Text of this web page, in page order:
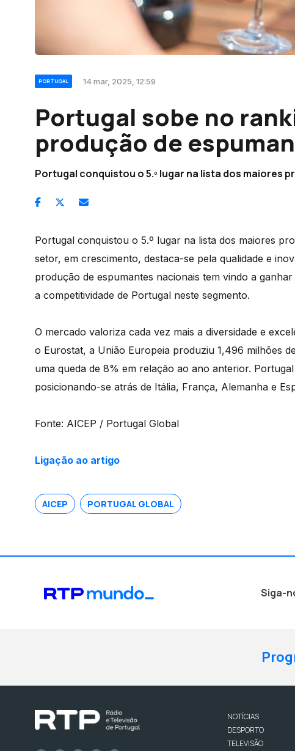
PORTUGAL 14 mar, 2025, 12:59
Portugal sobe no
produção de
Portugal conquistou o 5.º lugar na lista dos maiores
Portugal conquistou o 5.º lugar na lista dos maiores
setor, em crescimento, destaca-se pela qualidade e
produção de espumantes nacionais tem vindo a
a competitividade de Portugal neste segmento.
O mercado valoriza cada vez mais a diversidade e
o Eurostat, a União Europeia produziu 1,496 milhões
uma queda de 8% em relação ao ano anterior.
posicionando-se atrás de Itália, França, Alemanha e
Fonte: AICEP / Portugal Global
Ligação ao artigo
AICEP PORTUGAL GLOBAL
Siga-
NOTÍCIAS
DESPORTO
TELEVISÃO